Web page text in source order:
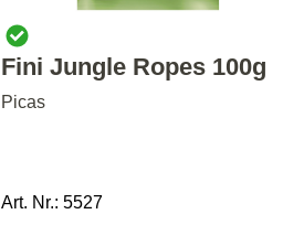
Fini Jungle Ropes 100g
Picas
Art. Nr.: 5527